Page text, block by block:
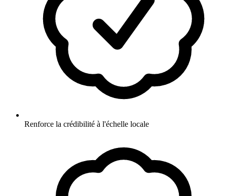
Renforce la crédibilité à l'échelle locale